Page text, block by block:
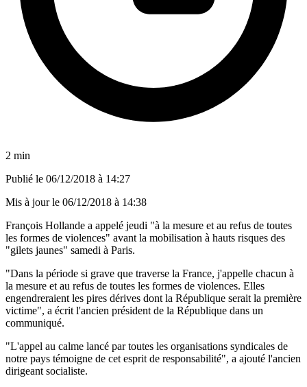
2 min
Publié le 06/12/2018 à 14:27
Mis à jour le 06/12/2018 à 14:38
François Hollande a appelé jeudi "à la mesure et au refus de toutes
les formes de violences" avant la mobilisation à hauts risques des
"gilets jaunes" samedi à Paris.
"Dans la période si grave que traverse la France, j'appelle chacun à
la mesure et au refus de toutes les formes de violences. Elles
engendreraient les pires dérives dont la République serait la première
victime", a écrit l'ancien président de la République dans un
communiqué.
"L'appel au calme lancé par toutes les organisations syndicales de
notre pays témoigne de cet esprit de responsabilité", a ajouté l'ancien
dirigeant socialiste.